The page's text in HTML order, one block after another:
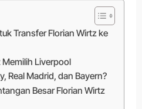
Transfer Florian Wirtz ke
Liverpool
Real Madrid, dan Bayern?
Besar Florian Wirtz